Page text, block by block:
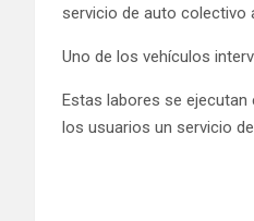
servicio de auto colectivo
Uno de los vehículos
Estas labores se
los usuarios un servicio